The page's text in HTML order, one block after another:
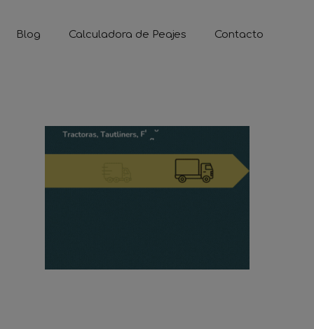
Blog Calculadora de Peajes Contacto